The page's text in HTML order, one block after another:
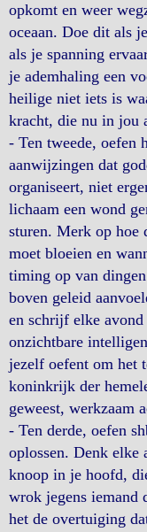
opkomt en weer
oceaan. Doe dit als
als je spanning
je ademhaling een
heilige niet iets is
kracht, die nu in jou
- Ten tweede, oefen
aanwijzingen dat
organiseert, niet
lichaam een ​​wond
sturen. Merk op hoe
moet bloeien en
timing op van
boven geleid
en schrijf elke avond
onzichtbare
jezelf oefent om het
koninkrijk der
geweest, werkzaam
- Ten derde, oefen
oplossen. Denk elke
knoop in je hoofd,
wrok jegens iemand
het de overtuiging